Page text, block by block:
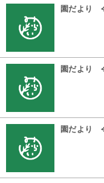
園だより
園だより
園だより